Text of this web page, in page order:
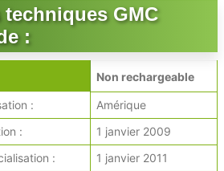
GMC
:
Non rechargeable
:
Amérique
:
1 janvier 2009
:
1 janvier 2011